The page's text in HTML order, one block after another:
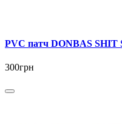
PVC патч DONBAS SHIT
300грн